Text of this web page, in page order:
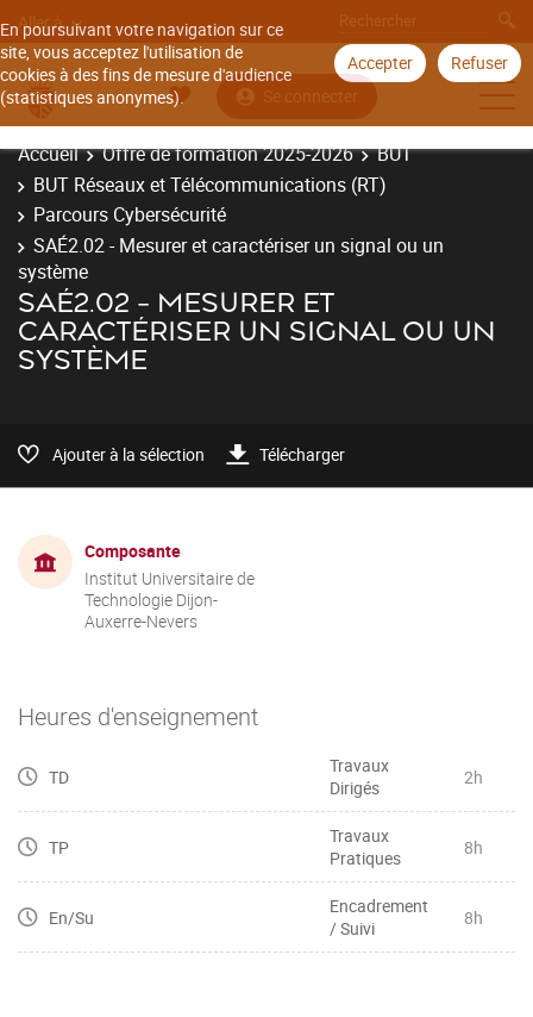
En poursuivant votre navigation sur ce
site, vous acceptez l'utilisation de
cookies à des fins de mesure d'audience
(statistiques anonymes).
Accepter Refuser
Aller à
Se connecter
Accueil Offre de formation 2025-2026
BUT
BUT Réseaux et Télécommunications (RT)
Parcours Cybersécurité
SAÉ2.02 - Mesurer et caractériser un signal ou un
système
SAÉ2.02 - MESURER ET
CARACTÉRISER UN SIGNAL OU UN
SYSTÈME
Ajouter à la sélection Télécharger
Composante
Institut Universitaire de
Technologie Dijon-
Auxerre-Nevers
Heures d'enseignement
TD
Travaux
Dirigés
2h
TP
Travaux
Pratiques
8h
En/Su
Encadrement
/ Suivi
8h